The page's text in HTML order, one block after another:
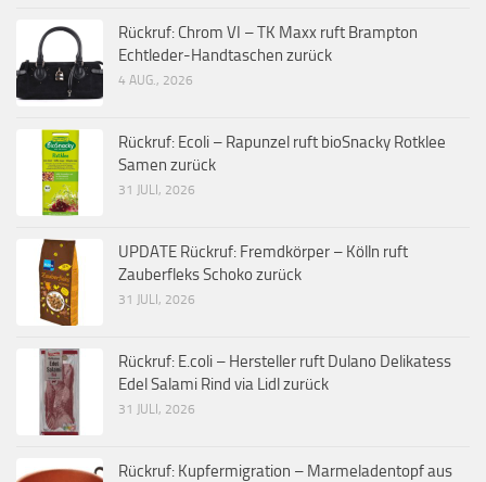
Rückruf: Chrom VI – TK Maxx ruft Brampton
Echtleder-Handtaschen zurück
4 AUG., 2026
Rückruf: Ecoli – Rapunzel ruft bioSnacky Rotklee
Samen zurück
31 JULI, 2026
UPDATE Rückruf: Fremdkörper – Kölln ruft
Zauberfleks Schoko zurück
31 JULI, 2026
Rückruf: E.coli – Hersteller ruft Dulano Delikatess
Edel Salami Rind via Lidl zurück
31 JULI, 2026
Rückruf: Kupfermigration – Marmeladentopf aus